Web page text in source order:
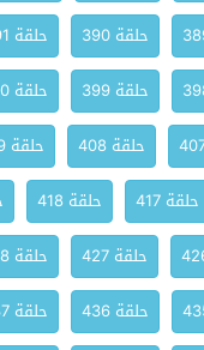
حلقة 390 حلقة 391
حلقة 399 حلقة 400
حلقة 408 حلقة 409
حلقة 417 حلقة 418
حلقة 427 حلقة 428
حلقة 436 حلقة 437